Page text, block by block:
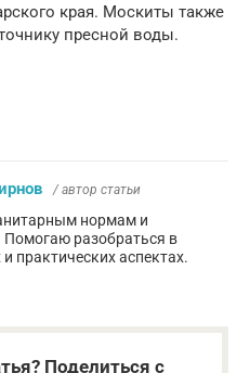
края. Москиты также
пресной воды.
/ автор статьи
нормам и
Помогаю разобраться в
практических аспектах.
Поделиться с